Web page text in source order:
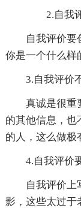
2.自我评
自我评价要
你是一个什么样
3.自我评价
真诚是很重
的其他信息，也
的人，这么做极
4.自我评价
自我评价上
影，这些太过于